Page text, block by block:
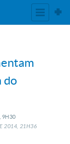
do
9H30
2014, 21H36